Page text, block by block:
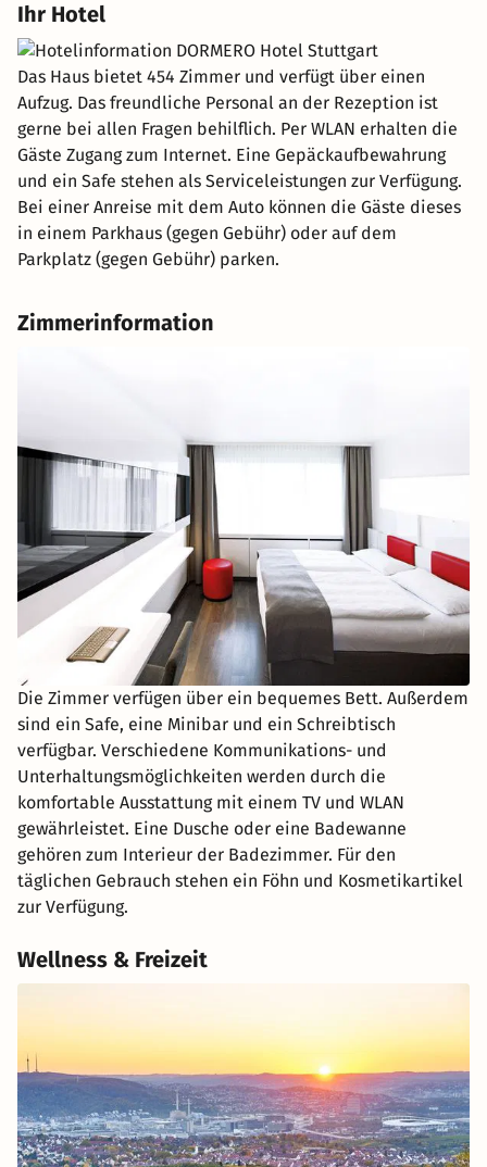
Ihr Hotel
Das Haus bietet 454 Zimmer und verfügt über einen
Aufzug. Das freundliche Personal an der Rezeption ist
gerne bei allen Fragen behilflich. Per WLAN erhalten die
Gäste Zugang zum Internet. Eine Gepäckaufbewahrung
und ein Safe stehen als Serviceleistungen zur Verfügung.
Bei einer Anreise mit dem Auto können die Gäste dieses
in einem Parkhaus (gegen Gebühr) oder auf dem
Parkplatz (gegen Gebühr) parken.
Zimmerinformation
Die Zimmer verfügen über ein bequemes Bett. Außerdem
sind ein Safe, eine Minibar und ein Schreibtisch
verfügbar. Verschiedene Kommunikations- und
Unterhaltungsmöglichkeiten werden durch die
komfortable Ausstattung mit einem TV und WLAN
gewährleistet. Eine Dusche oder eine Badewanne
gehören zum Interieur der Badezimmer. Für den
täglichen Gebrauch stehen ein Föhn und Kosmetikartikel
zur Verfügung.
Wellness & Freizeit